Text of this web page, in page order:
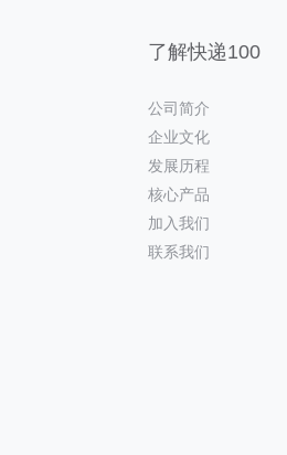
了解快递100
公司简介
企业文化
发展历程
核心产品
加入我们
联系我们